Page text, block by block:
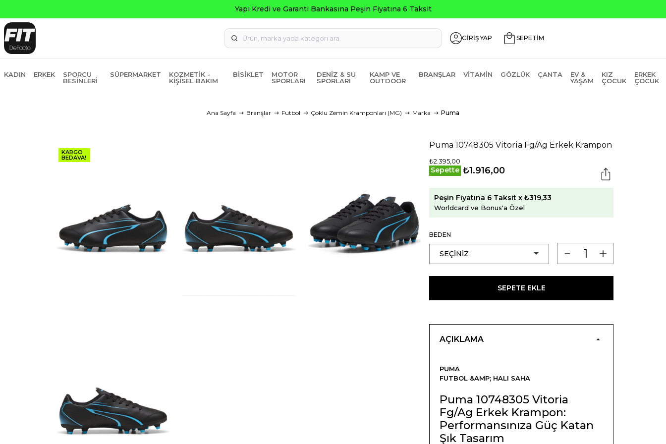
GİRİŞ YAP SEPETİM
KADIN ERKEK
SPORCU
BESINLERI
SÜPERMARKET
KOZMETIK -
KIŞISEL BAKIM
BISIKLET
MOTOR
SPORLARI
DENIZ & SU
SPORLARI
KAMP VE
OUTDOOR
BRANŞLAR VITAMIN GÖZLÜK ÇANTA
EV &
YAŞAM
KIZ
ÇOCUK
ERKEK
ÇOCUK
Ana Sayfa Branşlar Futbol Çoklu Zemin Kramponları (MG) Marka Puma
KARGO
BEDAVA!
Puma 10748305 Vitoria Fg/Ag Erkek Krampon
₺2.395,00
Sepette ₺1.916,00
Peşin Fiyatına 6 Taksit x ₺319,33
Worldcard ve Bonus'a Özel
BEDEN
SEPETE EKLE
AÇIKLAMA
PUMA
FUTBOL &AMP; HALI SAHA
Puma 10748305 Vitoria
Fg/Ag Erkek Krampon:
Performansınıza Güç Katan
Şık Tasarım